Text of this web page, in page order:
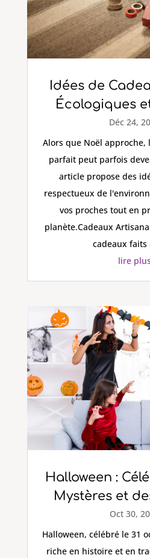
Idées de
Écologiques
Déc 24,
Alors que Noël approche,
parfait peut parfois
article propose des
respectueux de
vos proches tout en
planète.Cadeaux
cadeaux faits
lire plus
Halloween :
Mystères et
Oct 30,
Halloween, célébré le 31
riche en histoire et en